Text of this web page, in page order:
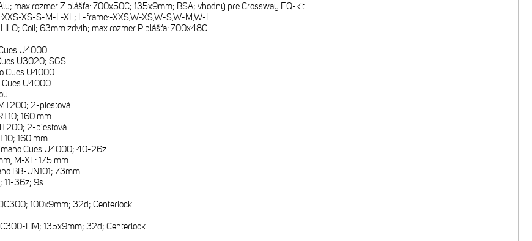
max.rozmer Z plášťa: 700x50C; 135x9mm; BSA; vhodný pre Crossway EQ-kit
XS-S-M-L-XL; L-frame:-XXS,W-XS,W-S,W-M,W-L
Coil; 63mm zdvih; max.rozmer P plášťa: 700x48C
U4000
U3020; SGS
Cues U4000
Cues U4000
2-piestová
160 mm
2-piestová
160 mm
Cues U4000; 40-26z
M-XL: 175 mm
BB-UN101; 73mm
11-36z; 9s
100x9mm; 32d; Centerlock
HM; 135x9mm; 32d; Centerlock